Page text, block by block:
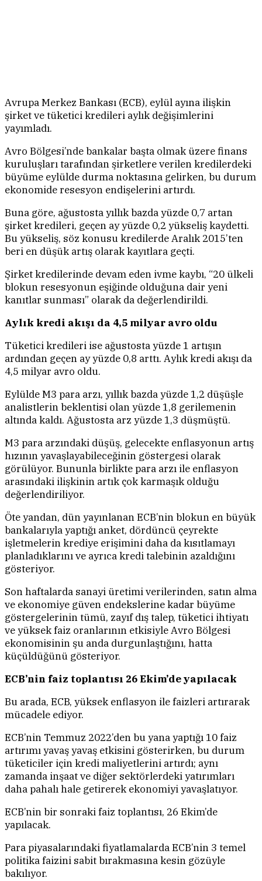
Avrupa Merkez Bankası (ECB), eylül ayına ilişkin
şirket ve tüketici kredileri aylık değişimlerini
yayımladı.
Avro Bölgesi’nde bankalar başta olmak üzere finans
kuruluşları tarafından şirketlere verilen kredilerdeki
büyüme eylülde durma noktasına gelirken, bu durum
ekonomide resesyon endişelerini artırdı.
Buna göre, ağustosta yıllık bazda yüzde 0,7 artan
şirket kredileri, geçen ay yüzde 0,2 yükseliş kaydetti.
Bu yükseliş, söz konusu kredilerde Aralık 2015’ten
beri en düşük artış olarak kayıtlara geçti.
Şirket kredilerinde devam eden ivme kaybı, “20 ülkeli
blokun resesyonun eşiğinde olduğuna dair yeni
kanıtlar sunması” olarak da değerlendirildi.
Aylık kredi akışı da 4,5 milyar avro oldu
Tüketici kredileri ise ağustosta yüzde 1 artışın
ardından geçen ay yüzde 0,8 arttı. Aylık kredi akışı da
4,5 milyar avro oldu.
Eylülde M3 para arzı, yıllık bazda yüzde 1,2 düşüşle
analistlerin beklentisi olan yüzde 1,8 gerilemenin
altında kaldı. Ağustosta arz yüzde 1,3 düşmüştü.
M3 para arzındaki düşüş, gelecekte enflasyonun artış
hızının yavaşlayabileceğinin göstergesi olarak
görülüyor. Bununla birlikte para arzı ile enflasyon
arasındaki ilişkinin artık çok karmaşık olduğu
değerlendiriliyor.
Öte yandan, dün yayınlanan ECB’nin blokun en büyük
bankalarıyla yaptığı anket, dördüncü çeyrekte
işletmelerin krediye erişimini daha da kısıtlamayı
planladıklarını ve ayrıca kredi talebinin azaldığını
gösteriyor.
Son haftalarda sanayi üretimi verilerinden, satın alma
ve ekonomiye güven endekslerine kadar büyüme
göstergelerinin tümü, zayıf dış talep, tüketici ihtiyatı
ve yüksek faiz oranlarının etkisiyle Avro Bölgesi
ekonomisinin şu anda durgunlaştığını, hatta
küçüldüğünü gösteriyor.
ECB’nin faiz toplantısı 26 Ekim’de yapılacak
Bu arada, ECB, yüksek enflasyon ile faizleri artırarak
mücadele ediyor.
ECB’nin Temmuz 2022’den bu yana yaptığı 10 faiz
artırımı yavaş yavaş etkisini gösterirken, bu durum
tüketiciler için kredi maliyetlerini artırdı; aynı
zamanda inşaat ve diğer sektörlerdeki yatırımları
daha pahalı hale getirerek ekonomiyi yavaşlatıyor.
ECB’nin bir sonraki faiz toplantısı, 26 Ekim’de
yapılacak.
Para piyasalarındaki fiyatlamalarda ECB’nin 3 temel
politika faizini sabit bırakmasına kesin gözüyle
bakılıyor.